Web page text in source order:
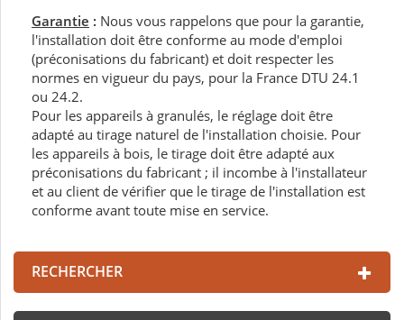
Garantie : Nous vous rappelons que pour la garantie,
l'installation doit être conforme au mode d'emploi
(préconisations du fabricant) et doit respecter les
normes en vigueur du pays, pour la France DTU 24.1
ou 24.2.
Pour les appareils à granulés, le réglage doit être
adapté au tirage naturel de l'installation choisie. Pour
les appareils à bois, le tirage doit être adapté aux
préconisations du fabricant ; il incombe à l'installateur
et au client de vérifier que le tirage de l'installation est
conforme avant toute mise en service.
RECHERCHER